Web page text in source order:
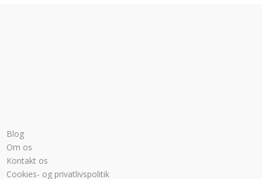
Blog
Om os
Kontakt os
Cookies- og privatlivspolitik